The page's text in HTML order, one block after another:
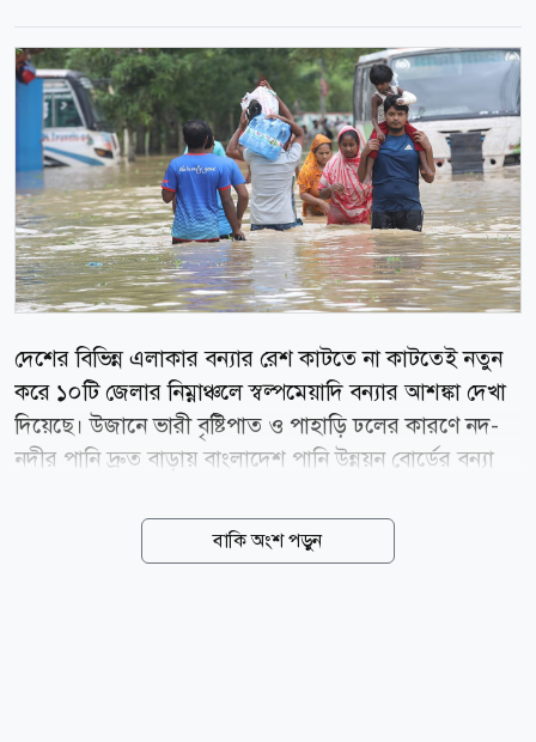
দেশের বিভিন্ন এলাকার বন্যার রেশ কাটতে না কাটতেই নতুন
করে ১০টি জেলার নিম্নাঞ্চলে স্বল্পমেয়াদি বন্যার আশঙ্কা দেখা
দিয়েছে। উজানে ভারী বৃষ্টিপাত ও পাহাড়ি ঢলের কারণে নদ-
নদীর পানি দ্রুত বাড়ায় বাংলাদেশ পানি উন্নয়ন বোর্ডের বন্যা
গণমাধ্যমে পাঠানো পূর্বাভাস অনুযায়ী, আগামী ৪৮ ঘণ্টার মধ্যে
সিলেট, সুনামগঞ্জ, লালমনিরহাট, নীলফামারী, রংপুর, কুড়িগ্রাম,
বাকি অংশ পড়ুন